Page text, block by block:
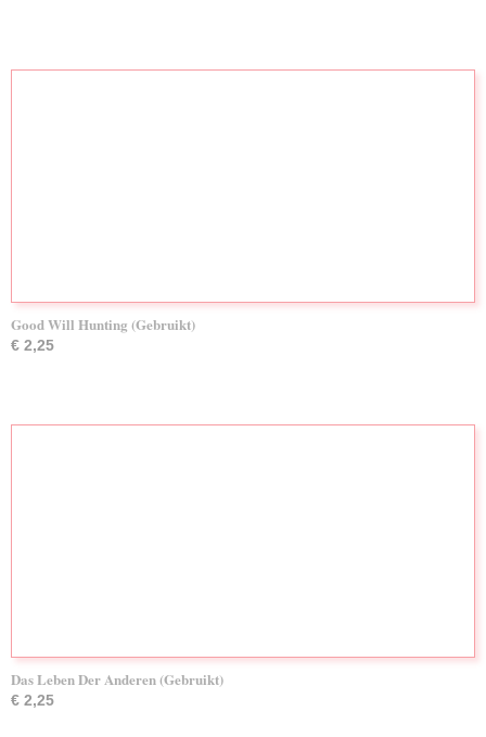
Good Will Hunting (Gebruikt)
€ 2,25
Das Leben Der Anderen (Gebruikt)
€ 2,25